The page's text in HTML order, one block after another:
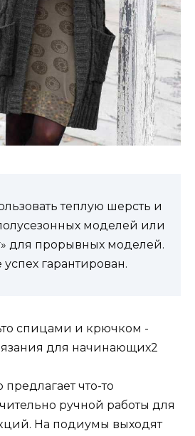
теплую шерсть и
моделей или
для прорывных моделей.
гарантирован.
что-то
ручной работы для
На подиумы выходят